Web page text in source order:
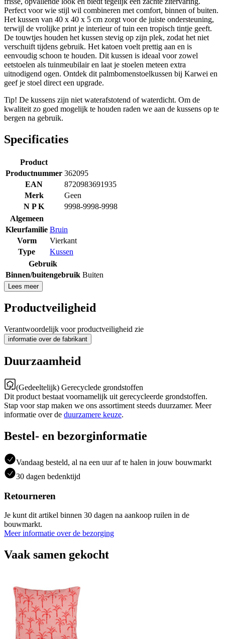
Perfect voor wie stijl wil combineren met comfort, binnen of buiten.
Het kussen van 40 x 40 x 5 cm zorgt voor de juiste ondersteuning,
terwijl de vrolijke print je interieur of tuin een tropisch tintje geeft.
De touwtjes houden het kussen stevig op zijn plek, zodat het niet
verschuift tijdens gebruik. Het katoen voelt prettig aan en is
eenvoudig schoon te houden. Dit kussen is ideaal voor zowel
eetstoelen als tuinmeubilair en laat je stoelen meteen extra
uitnodigend ogen. Ontdek dit palmbomenstoelkussen bij Karwei en
geef je stoel direct een upgrade.
Tip! De kussens zijn niet waterafstotend of waterdicht. Om de
kwaliteit zo goed mogelijk te houden raden we aan de kussens op te
bergen na gebruik.
Specificaties
Product
Productnummer 362095
EAN
8720983691935
Merk
Geen
N P K
9998-9998-9998
Algemeen
Kleurfamilie Bruin
Vorm
Vierkant
Type
Kussen
Gebruik
Binnen/buitengebruik Buiten
Lees meer
Productveiligheid
Verantwoordelijk voor productveiligheid zie
informatie over de fabrikant
Duurzaamheid
(Gedeeltelijk) Gerecyclede grondstoffen
Dit product bestaat voornamelijk uit gerecycleerde grondstoffen.
Stap voor stap maken we ons assortiment steeds duurzamer. Meer
informatie over de duurzamere keuze.
Bestel- en bezorginformatie
Vandaag besteld, al na een uur af te halen in jouw bouwmarkt
30 dagen bedenktijd
Retourneren
Je kunt dit artikel binnen 30 dagen na aankoop ruilen in de
bouwmarkt.
Meer informatie over de bezorging
Vaak samen gekocht